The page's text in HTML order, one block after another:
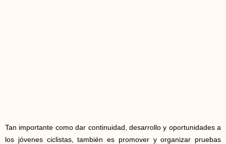
Tan importante como dar continuidad, desarrollo y oportunidades a
los jóvenes ciclistas, también es promover y organizar pruebas